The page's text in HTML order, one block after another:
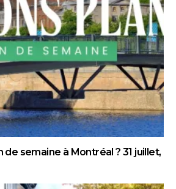
semaine à Montréal ? 31 juillet,